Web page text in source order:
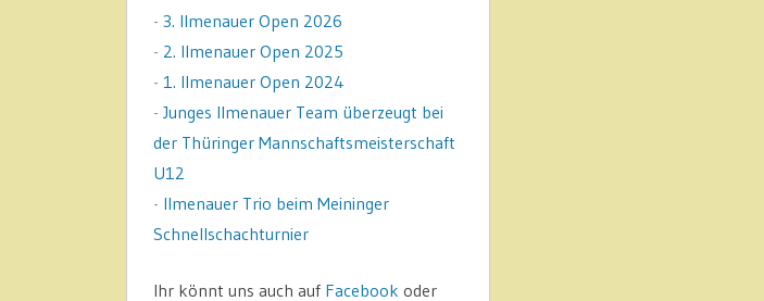
- 3. Ilmenauer Open 2026
- 2. Ilmenauer Open 2025
- 1. Ilmenauer Open 2024
- Junges Ilmenauer Team überzeugt bei
der Thüringer Mannschaftsmeisterschaft
U12
- Ilmenauer Trio beim Meininger
Schnellschachturnier
Ihr könnt uns auch auf Facebook oder